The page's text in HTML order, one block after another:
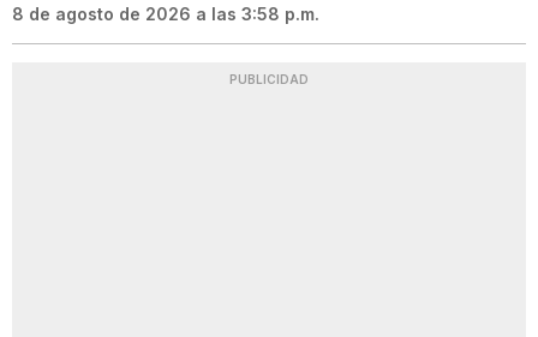
8 de agosto de 2026 a las 3:58 p.m.
PUBLICIDAD